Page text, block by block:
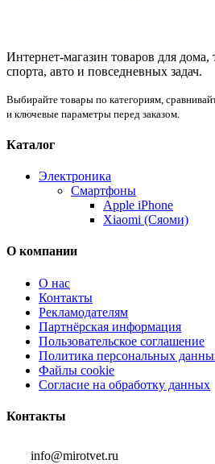
Интернет-магазин товаров для дома,
спорта, авто и повседневных задач.
Выбирайте товары по категориям,
и ключевые параметры перед заказом.
Каталог
Электроника
Смартфоны
Apple iPhone
Xiaomi (Сяоми)
О компании
О нас
Контакты
Рекламодателям
Партнёрская информация
Пользовательское соглашение
Политика персональных
Файлы cookie
Согласие на обработку данных
Контакты
info@mirotvet.ru